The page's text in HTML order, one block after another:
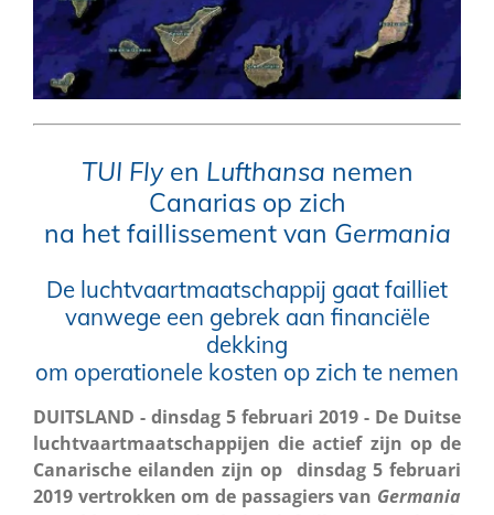
TUI Flyen Lufthansa nemen
Canarias op zich
na het faillissement van Germania
De luchtvaartmaatschappij gaat failliet
vanwege een gebrek aan financiële
dekking
om operationele kosten op zich te nemen
DUITSLAND - dinsdag 5 februari 2019 - De Duitse
luchtvaartmaatschappijen die actief zijn op de
Canarische eilanden zijn op dinsdag 5 februari
2019 vertrokken om de passagiers van Germania